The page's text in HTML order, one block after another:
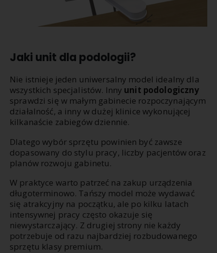
Jaki unit dla podologii?
Nie istnieje jeden uniwersalny model idealny dla
wszystkich specjalistów. Inny unit podologiczny
sprawdzi się w małym gabinecie rozpoczynającym
działalność, a inny w dużej klinice wykonującej
kilkanaście zabiegów dziennie.
Dlatego wybór sprzętu powinien być zawsze
dopasowany do stylu pracy, liczby pacjentów oraz
planów rozwoju gabinetu.
W praktyce warto patrzeć na zakup urządzenia
długoterminowo. Tańszy model może wydawać
się atrakcyjny na początku, ale po kilku latach
intensywnej pracy często okazuje się
niewystarczający. Z drugiej strony nie każdy
potrzebuje od razu najbardziej rozbudowanego
sprzętu klasy premium.